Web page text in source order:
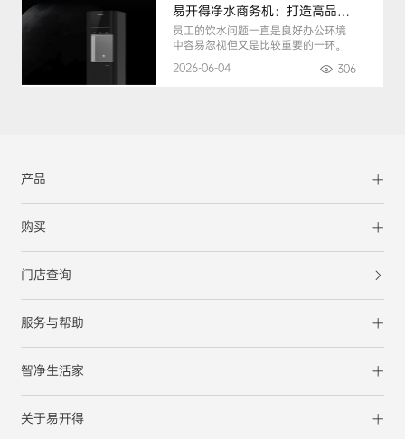
易开得净水商务机：打造高品质办公健康饮水环境
员工的饮水问题一直是良好办公环境
中容易忽视但又是比较重要的一环。
2026-06-04
306
产品
购买
门店查询
服务与帮助
智净生活家
关于易开得